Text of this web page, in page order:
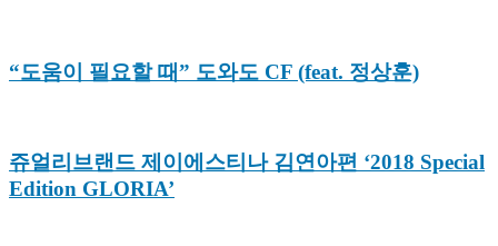
“도움이 필요할 때” 도와도 CF (feat. 정상훈)
쥬얼리브랜드 제이에스티나 김연아편 ‘2018 Special
Edition GLORIA’